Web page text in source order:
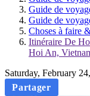
Guide de
Guide de
Choses à faire
Itinéraire De
Hoi An,
Saturday, February
Partager